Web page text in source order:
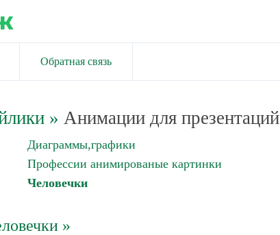
Обратная связь
» Анимации для презентаций
Диаграммы,графики
Профессии анимированые картинки
Человечки
»